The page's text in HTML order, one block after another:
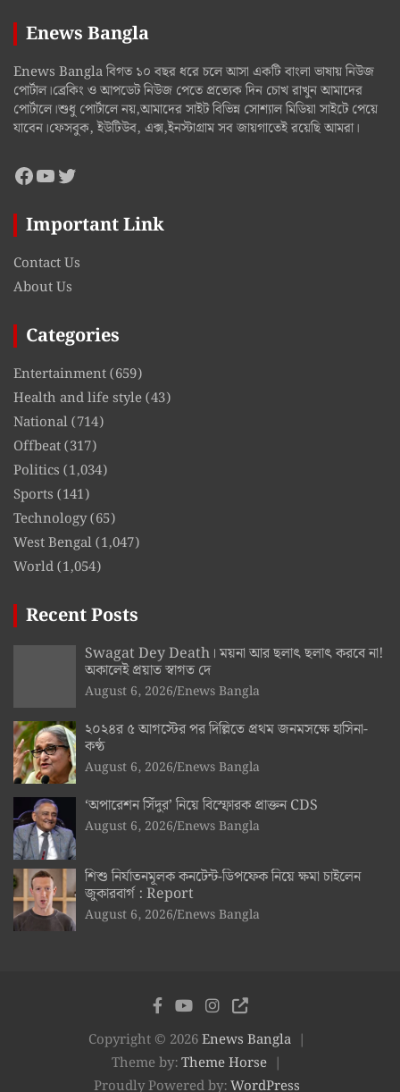
Enews Bangla
Enews Bangla বিগত ১০ বছর ধরে চলে আসা একটি বাংলা ভাষায় নিউজ
পোর্টাল।ব্রেকিং ও আপডেট নিউজ পেতে প্রত্যেক দিন চোখ রাখুন আমাদের
পোর্টালে।শুধু পোর্টালে নয়,আমাদের সাইট বিভিন্ন সোশ্যাল মিডিয়া সাইটে পেয়ে
যাবেন।ফেসবুক, ইউটিউব, এক্স,ইনস্টাগ্রাম সব জায়গাতেই রয়েছি আমরা।
Facebook
YouTube
Twitter
Important Link
Contact Us
About Us
Categories
Entertainment(659)
Health and life style(43)
National(714)
Offbeat(317)
Politics (1,034)
Sports (141)
Technology(65)
West Bengal(1,047)
World(1,054)
Recent Posts
Swagat Dey Death। ময়না আর ছলাৎ ছলাৎ করবে না!
অকালেই প্রয়াত স্বাগত দে
August 6, 2026 Enews Bangla
২০২৪র ৫ আগস্টের পর দিল্লিতে প্রথম জনমসক্ষে হাসিনা-
কণ্ঠ
August 6, 2026 Enews Bangla
‘অপারেশন সিঁদুর’ নিয়ে বিস্ফোরক প্রাক্তন CDS
August 6, 2026 Enews Bangla
শিশু নির্যাতনমূলক কনটেন্ট-ডিপফেক নিয়ে ক্ষমা চাইলেন
জুকারবার্গ : Report
August 6, 2026 Enews Bangla
Copyright © 2026Enews Bangla
Theme by:Theme Horse
Proudly Powered by:WordPress